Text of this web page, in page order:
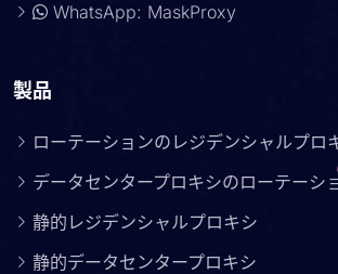
WhatsApp: MaskProxy
製品
ローテーションのレジデンシャルプロ
データセンタープロキシのローテーシ
静的レジデンシャルプロキシ
静的データセンタープロキシ